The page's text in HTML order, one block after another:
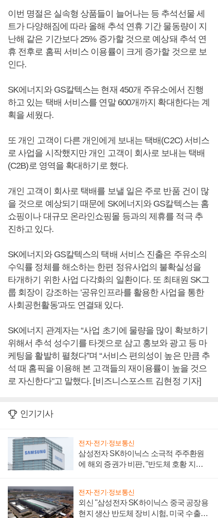
이번 명절은 실속형 상품들이 늘어나는 등 추석선물 세
트가 다양해짐에 따라 올해 추석 연휴 기간 물동량이 지
난해 같은 기간보다 25% 증가할 것으로 예상돼 추석 연
휴 전후로 홈픽 서비스 이용률이 크게 증가할 것으로 보
인다.
SK에너지와 GS칼텍스는 현재 450개 주유소에서 진행
하고 있는 택배 서비스를 연말 600개까지 확대한다는 계
획을 세웠다.
또 개인 고객이 다른 개인에게 보내는 택배(C2C) 서비스
로 사업을 시작했지만 개인 고객이 회사로 보내는 택배
(C2B)로 영역을 확대하기로 했다.
개인 고객이 회사로 택배를 보낼 일은 주로 반품 건이 많
을 것으로 예상되기 때문에 SK에너지와 GS칼텍스는 홈
쇼핑이나 대규모 온라인쇼핑몰 등과의 제휴를 적극 추
진하고 있다.
SK에너지와 GS칼텍스의 택배 서비스 진출은 주유소의
수익률 정체를 해소하는 한편 정유사업의 불확실성을
타개하기 위한 사업 다각화의 일환이다. 또 최태원 SK그
룹 회장이 강조하는 '공유인프라를 활용한 사업을 통한
사회공헌활동'과도 연결돼 있다.
SK에너지 관계자는 “사업 초기에 물량을 많이 확보하기
위해서 추석 성수기를 타겟으로 삼고 홍보와 광고 등 마
케팅을 활발히 펼쳤다”며 “서비스 편의성이 높은 만큼 추
석 때 홈픽을 이용해 본 고객들의 재이용률이 높을 것으
로 자신한다"고 말했다. [비즈니스포스트 김현정 기자]
인기기사
전자·전기·정보통신
삼성전자 SK하이닉스 소극적 주주환원
에 해외 증권가 비판, "반도체 호황 지속
전자·전기·정보통신
외신 "삼성전자 SK하이닉스 중국 공장용
현지 생산 반도체 장비 시험, 미국 수출통